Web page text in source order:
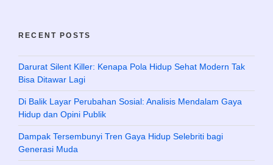
RECENT POSTS
Darurat Silent Killer: Kenapa Pola Hidup Sehat Modern Tak
Bisa Ditawar Lagi
Di Balik Layar Perubahan Sosial: Analisis Mendalam Gaya
Hidup dan Opini Publik
Dampak Tersembunyi Tren Gaya Hidup Selebriti bagi
Generasi Muda